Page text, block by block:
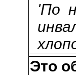
'По
Это